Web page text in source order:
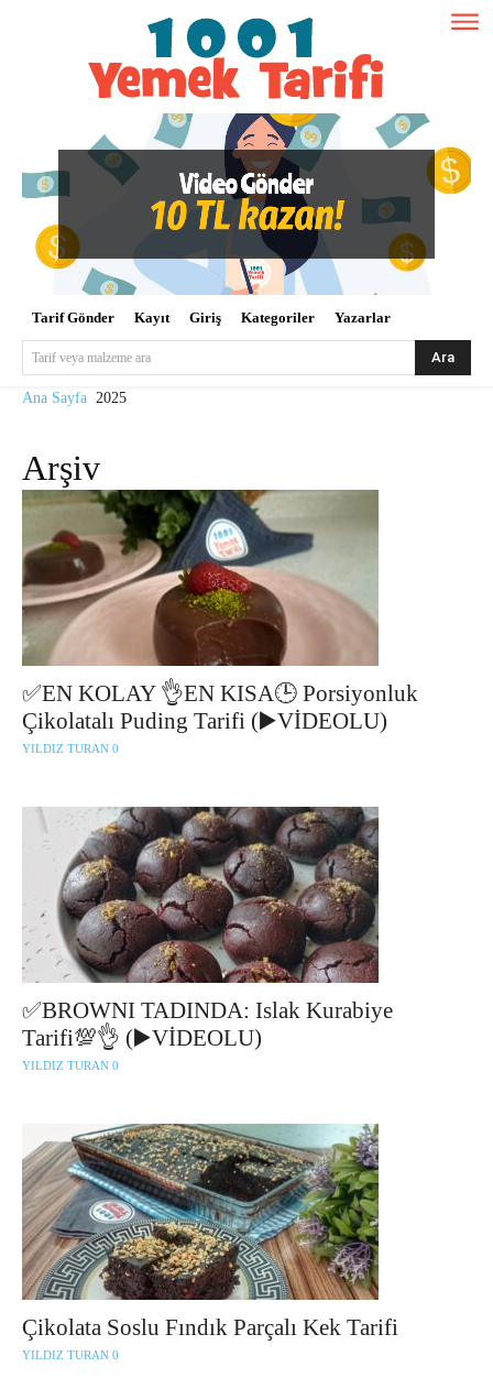
Tarif Gönder Kayıt Giriş Kategoriler Yazarlar
Tarif veya malzeme ara Ara
Ana Sayfa 2025
Arşiv
✅EN KOLAY 👌EN KISA🕒 Porsiyonluk
Çikolatalı Puding Tarifi (▶️VİDEOLU)
YILDIZ TURAN 0
✅BROWNI TADINDA: Islak Kurabiye
Tarifi💯👌 (▶️VİDEOLU)
YILDIZ TURAN 0
Çikolata Soslu Fındık Parçalı Kek Tarifi
YILDIZ TURAN 0